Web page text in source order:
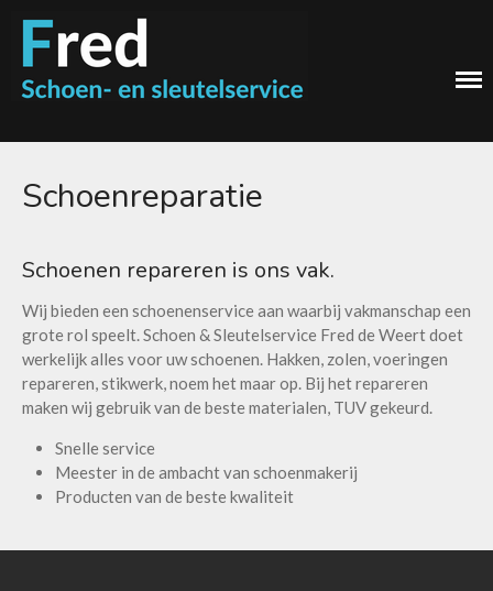
Home
Schoenreparatie
Sleutelservice
Stomerij en kledingreparatie
Nieuws
Schoen &
de Weert
Schoenreparatie
Schoenen repareren is ons vak.
Wij bieden een schoenenservice aan waarbij vakmanschap een
grote rol speelt. Schoen & Sleutelservice Fred de Weert doet
werkelijk alles voor uw schoenen. Hakken, zolen, voeringen
repareren, stikwerk, noem het maar op. Bij het repareren
maken wij gebruik van de beste materialen, TUV gekeurd.
Snelle service
Meester in de ambacht van schoenmakerij
Producten van de beste kwaliteit